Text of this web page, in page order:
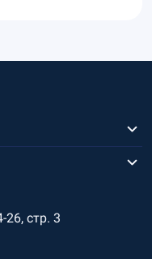
26, стр. 3